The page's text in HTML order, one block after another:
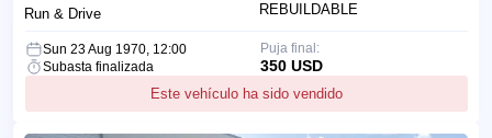
REBUILDABLE
Run & Drive
Sun 23 Aug 1970, 12:00
Subasta finalizada
Este vehículo ha sido vendido
Puja final:
350 USD